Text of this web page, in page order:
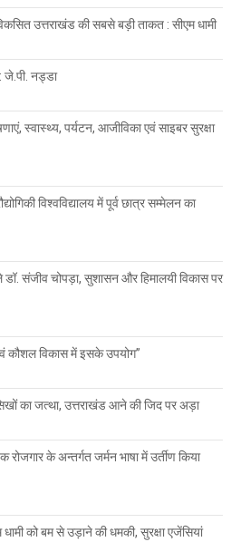
उत्तराखंड की सबसे बड़ी ताकत : सीएम धामी
जे.पी. नड्डा
स्वास्थ्य, पर्यटन, आजीविका एवं साइबर सुरक्षा
विश्वविद्यालय में पूर्व छात्र सम्मेलन का
संजीव चोपड़ा, सुशासन और हिमालयी विकास पर
कौशल विकास में इसके उपयोग”
का जत्था, उत्तराखंड आने की जिद पर अड़ा
के अन्तर्गत जर्मन भाषा में उर्तीण किया
को बम से उड़ाने की धमकी, सुरक्षा एजेंसियां